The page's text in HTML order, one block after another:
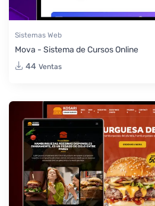
Sistemas Web
Mova - Sistema de Cursos Online
44 Ventas